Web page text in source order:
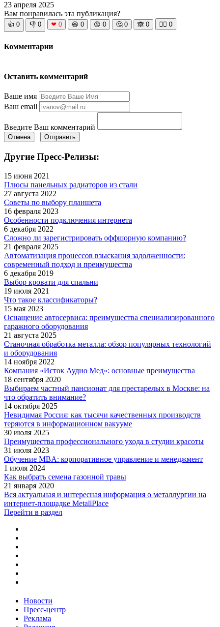
23 апреля 2025
Вам понравилась эта публикация?
👍 0 👎 0 ❤ 0 😆 0 😡 0 🤔 0 🙈 0 🧘‍♀️ 0
Комментарии
Оставить комментарий
Ваше имя
Ваш email
Введите Ваш комментарий
Отмена Отправить
Другие Пресс-Релизы:
15 июня 2021
Плюсы панельных радиаторов из стали
27 августа 2022
Советы по выбору планшета
16 февраля 2023
Особенности подключения интернета
6 декабря 2022
Сложно ли зарегистрировать оффшорную компанию?
21 февраля 2025
Автоматизация процессов взыскания задолженности:
современный подход и преимущества
6 декабря 2019
Выбор кровати для спальни
19 июля 2021
Что такое классификаторы?
15 мая 2023
Оснащение автосервиса: преимущества специализированного
гаражного оборудования
21 августа 2025
Станочная обработка металла: обзор популярных технологий
и оборудования
14 ноября 2022
Компания «Исток Аудио Мед»: основные преимущества
18 сентября 2020
Выбираем частный пансионат для престарелых в Москве: на
что обратить внимание?
14 октября 2025
Невидимая Россия: как тысячи качественных производств
теряются в информационном вакууме
30 июля 2025
Преимущества профессионального ухода в студии красоты
31 июля 2023
Обучение MBA: корпоративное управление и менеджмент
1 июля 2024
Как выбрать семена газонной травы
21 января 2020
Вся актуальная и интересная информация о металлургии на
интернет-площадке MetallPlace
Перейти в раздел
Новости
Пресс-центр
Реклама